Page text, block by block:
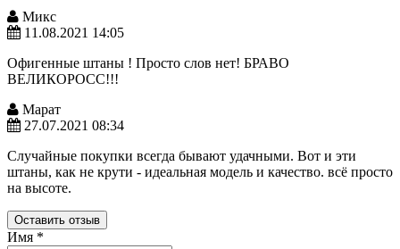
Микс
11.08.2021 14:05
Офигенные штаны ! Просто слов нет! БРАВО
ВЕЛИКОРОСС!!!
Марат
27.07.2021 08:34
Случайные покупки всегда бывают удачными. Вот и эти
штаны, как не крути - идеальная модель и качество. всё просто
на высоте.
Оставить отзыв
Имя *